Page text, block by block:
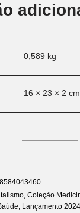
0,589 kg
16 × 23 × 2 cm
Coleção
Lançamento 2024